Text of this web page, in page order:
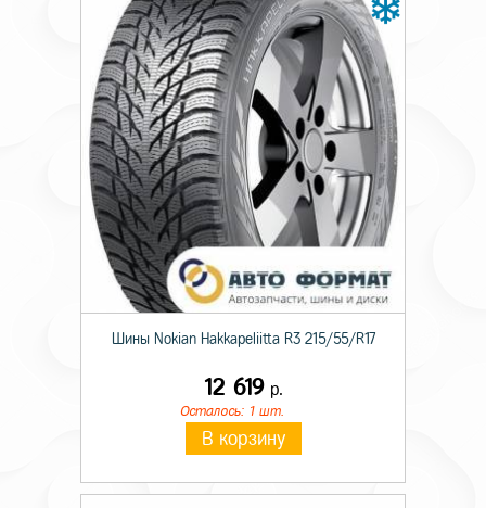
39
Диаметр ступицы 56,6
Цвет Черный-глянец
Шины Nokian Hakkapeliitta R3 215/55/R17
12 619р.
Осталось: 1 шт.
В корзину